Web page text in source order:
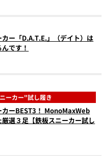
ー「D.A.T.E.」（デイト）は
です！
ーカー"試し履き
カーBEST3！ MonoMaxWeb
選３足【鉄板スニーカー試し